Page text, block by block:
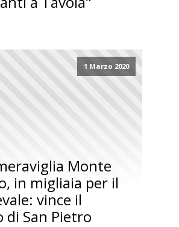
1 Marzo 2020
Monte
in migliaia per il
vince il
di San Pietro